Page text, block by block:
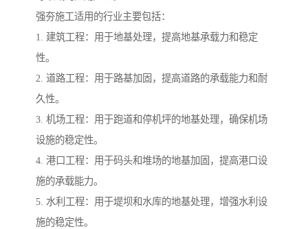
强夯施工适用的行业主要包括：
1. 建筑工程：用于地基处理，提高地基承载力和稳定
性。
2. 道路工程：用于路基加固，提高道路的承载能力和耐
久性。
3. 机场工程：用于跑道和停机坪的地基处理，确保机场
设施的稳定性。
4. 港口工程：用于码头和堆场的地基加固，提高港口设
施的承载能力。
5. 水利工程：用于堤坝和水库的地基处理，增强水利设
施的稳定性。